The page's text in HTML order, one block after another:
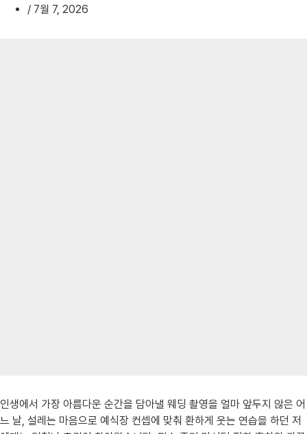
/ 7월 7, 2026
인생에서 가장 아름다운 순간을 담아낼 웨딩 촬영을 얼마 앞두지 않은 어
느 날, 설레는 마음으로 예식장 컨셉에 맞춰 환하게 웃는 연습을 하던 저